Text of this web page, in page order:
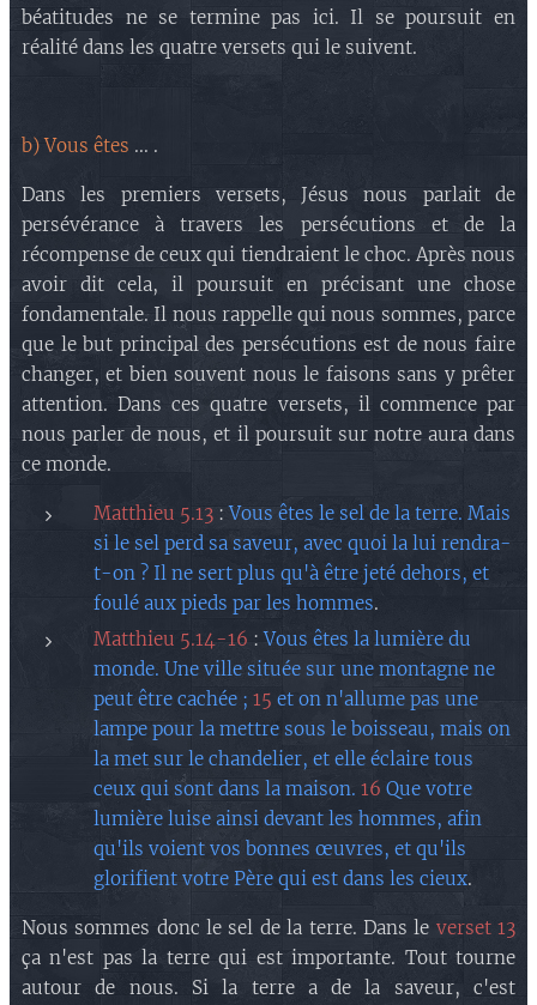
béatitudes ne se termine pas ici. Il se poursuit en
réalité dans les quatre versets qui le suivent.
b) Vous êtes ... .
Dans les premiers versets, Jésus nous parlait de
persévérance à travers les persécutions et de la
récompense de ceux qui tiendraient le choc. Après nous
avoir dit cela, il poursuit en précisant une chose
fondamentale. Il nous rappelle qui nous sommes, parce
que le but principal des persécutions est de nous faire
changer, et bien souvent nous le faisons sans y prêter
attention. Dans ces quatre versets, il commence par
nous parler de nous, et il poursuit sur notre aura dans
ce monde.
Matthieu 5.13 :Vous êtes le sel de la terre. Mais
si le sel perd sa saveur, avec quoi la lui rendra-
t-on ? Il ne sert plus qu'à être jeté dehors, et
foulé aux pieds par les hommes.
Matthieu 5.14-16 :Vous êtes la lumière du
monde. Une ville située sur une montagne ne
peut être cachée ; 15 et on n'allume pas une
lampe pour la mettre sous le boisseau, mais on
la met sur le chandelier, et elle éclaire tous
ceux qui sont dans la maison. 16 Que votre
lumière luise ainsi devant les hommes, afin
qu'ils voient vos bonnes œuvres, et qu'ils
glorifient votre Père qui est dans les cieux.
Nous sommes donc le sel de la terre. Dans le verset 13
ça n'est pas la terre qui est importante. Tout tourne
autour de nous. Si la terre a de la saveur, c'est